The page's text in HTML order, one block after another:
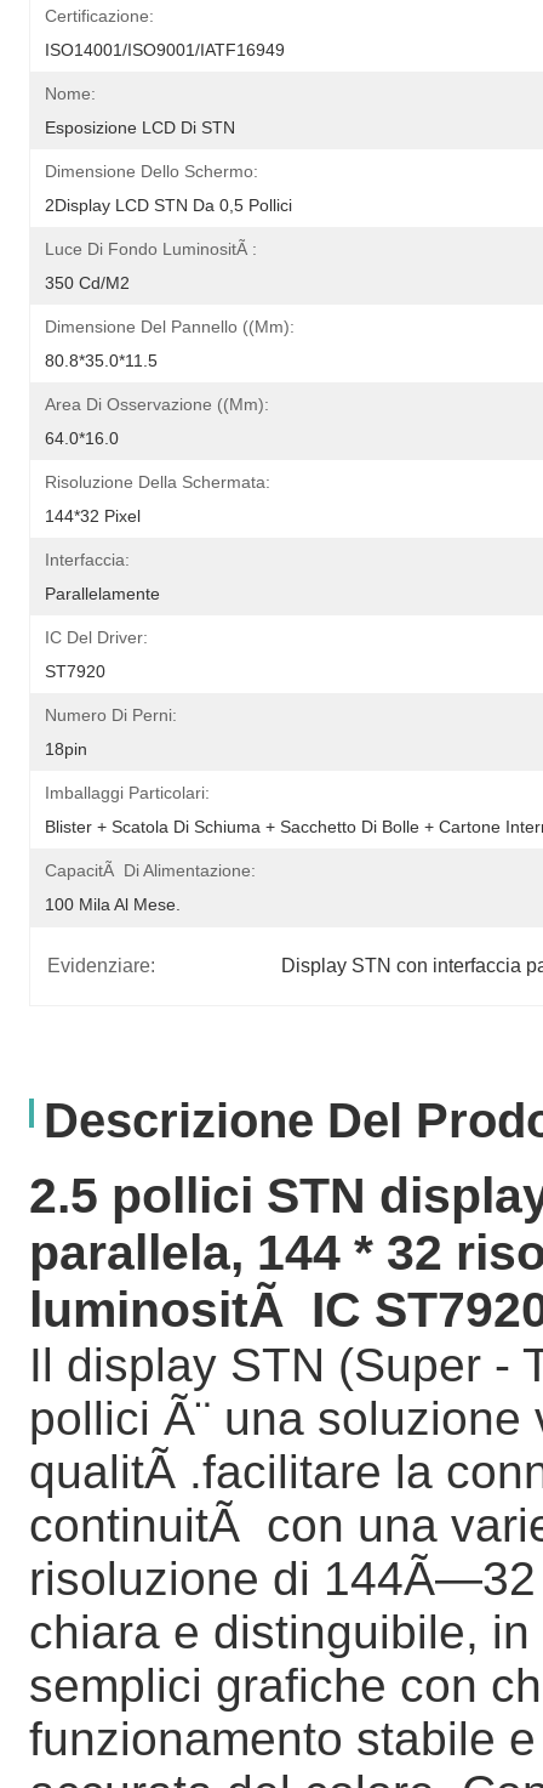
Certificazione:
ISO14001/ISO9001/IATF16949
Nome:
Esposizione LCD Di STN
Dimensione Dello Schermo:
2Display LCD STN Da 0,5 Pollici
Luce Di Fondo LuminositÃ :
350 Cd/m2
Dimensione Del Pannello ((mm):
80.8*35.0*11.5
Area Di Osservazione ((mm):
64.0*16.0
Risoluzione Della Schermata:
144*32 Pixel
Interfaccia:
Parallelamente
IC Del Driver:
ST7920
Numero Di Perni:
18pin
Imballaggi Particolari:
Blister + Scatola Di Schiuma + Sacchetto Di Bolle + Cartone
CapacitÃ Di Alimentazione:
100 Mila Al Mese.
Evidenziare: Display STN con interfaccia
Descrizione Del
2.5 pollici STN
parallela, 144 * 32
luminositÃ IC
Il display STN (Super -
pollici Ã¨ una soluzione
qualitÃ .facilitare la
continuitÃ con una
risoluzione di
chiara e distinguibile,
semplici grafiche con
funzionamento stabile